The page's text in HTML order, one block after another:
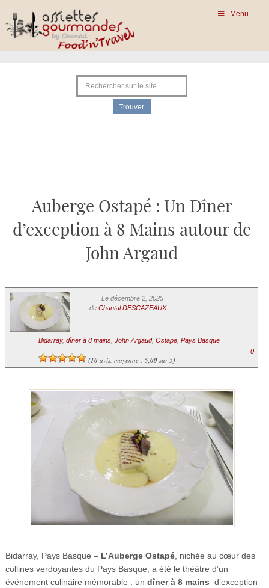
Menu
Auberge Ostapé : Un Dîner
d’exception à 8 Mains autour de
John Argaud
Le décembre 2, 2025
de Chantal DESCAZEAUX
Bidarray, dîner à 8 mains, John Argaud, Ostape, Pays Basque
(10avis, moyenne : 5,00sur 5)
0
Bidarray, Pays Basque – L’Auberge Ostapé, nichée au cœur des
collines verdoyantes du Pays Basque, a été le théâtre d’un
événement culinaire mémorable : un dîner à 8 mains d’exception